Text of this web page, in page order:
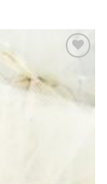
στην λίστα
επιθυμιών